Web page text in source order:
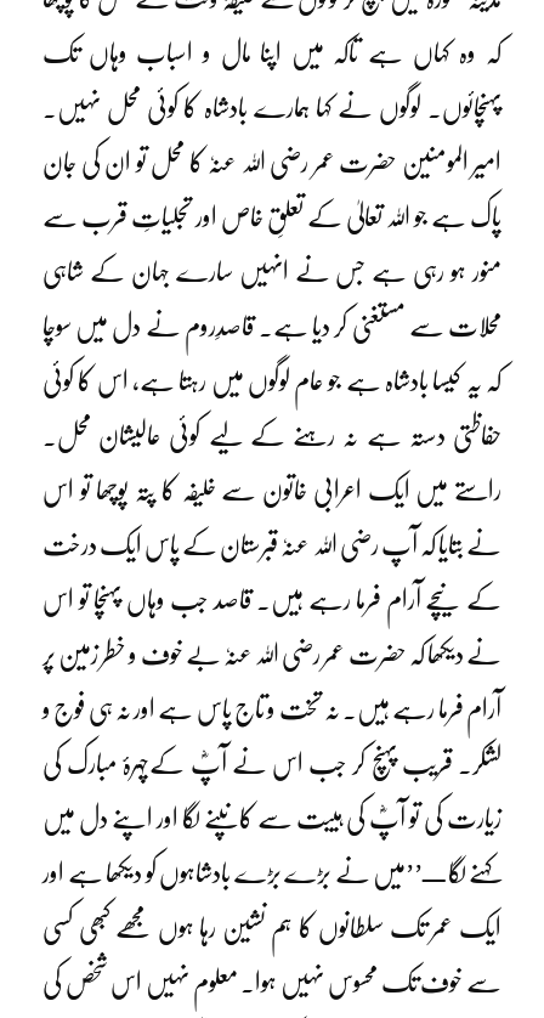
کہ وہ کہاں ہے تاکہ میں اپنا مال و اسباب وہاں تک
پہنچائوں۔ لوگوں نے کہا ہمارے بادشاہ کا کوئی محل نہیں۔
امیر المومنین حضرت عمر رضی اللہ عنہٗ کا محل تو ان کی جان
پاک ہے جو اللہ تعالیٰ کے تعلقِ خاص اور تجلیاتِ قرب سے
منور ہو رہی ہے جس نے انہیں سارے جہان کے شاہی
محلات سے مستغنی کر دیا ہے۔ قاصدِروم نے دل میں سوچا
کہ یہ کیسا بادشاہ ہے جو عام لوگوں میں رہتا ہے، اس کا کوئی
حفاظتی دستہ ہے نہ رہنے کے لیے کوئی عالیشان محل۔
راستے میں ایک اعرابی خاتون سے خلیفہ کا پتہ پوچھا تو اس
نے بتایا کہ آپ رضی اللہ عنہٗ قبرستان کے پاس ایک درخت
کے نیچے آرام فرما رہے ہیں۔ قاصد جب وہاں پہنچا تو اس
نے دیکھا کہ حضرت عمر رضی اللہ عنہٗ بے خوف و خطر زمین پر
آرام فرما رہے ہیں۔ نہ تخت و تاج پاس ہے اور نہ ہی فوج و
لشکر۔ قریب پہنچ کر جب اس نے آپؓ کےچہرۂ مبارک کی
زیارت کی تو آپؓ کی ہیبت سے کانپنے لگا اور اپنے دل میں
کہنے لگا ـــ’’میں نے بڑے بڑے بادشاہوں کو دیکھا ہے اور
ایک عمر تک سلطانوں کا ہم نشین رہا ہوں مجھے کبھی کسی
سے خوف تک محسوس نہیں ہوا۔ معلوم نہیں اس شخص کی